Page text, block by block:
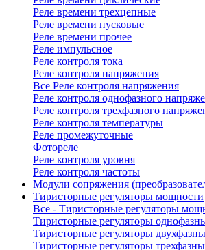
Реле времени трехцепные
Реле времени пусковые
Реле времени прочее
Реле импульсное
Реле контроля тока
Реле контроля напряжения
Все Реле контроля напряжения
Реле контроля однофазного
Реле контроля трехфазного
Реле контроля температуры
Реле промежуточные
Фотореле
Реле контроля уровня
Реле контроля частоты
Модули сопряжения
Тиристорные регуляторы мощности
Все - Тиристорные регуляторы
Тиристорные регуляторы
Тиристорные регуляторы
Тиристорные регуляторы